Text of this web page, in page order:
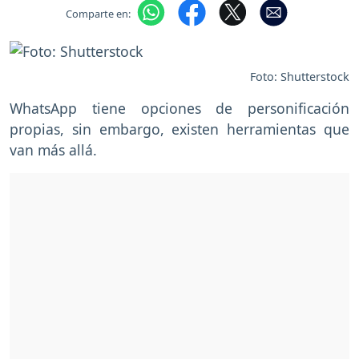
Comparte en:
Foto: Shutterstock
WhatsApp tiene opciones de personificación
propias, sin embargo, existen herramientas que
van más allá.